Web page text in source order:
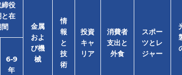
役
在
金属
およ
び機
械
情
報
と
技
術
投資
キャ
リア
消費者
支出と
外食
スポー
ツとレ
ジャー
6-9
年